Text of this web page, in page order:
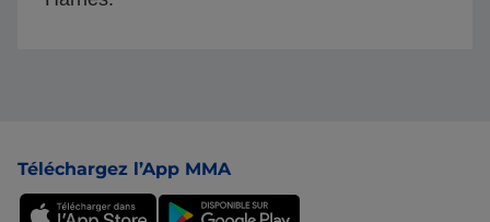
Téléchargez l’App MMA